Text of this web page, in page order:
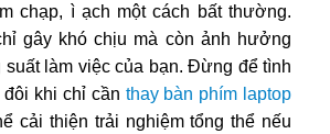
chạp, ì ạch một cách bất thường.
gây khó chịu mà còn ảnh hưởng
suất làm việc của bạn. Đừng để tình
khi chỉ cần thay bàn phím laptop
cải thiện trải nghiệm tổng thể nếu